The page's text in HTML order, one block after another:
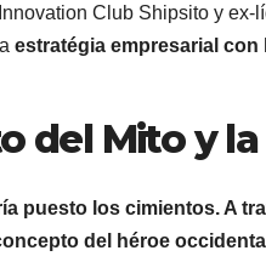
Club Shipsito y
estratégia empresarial con
del Mito y
puesto los cimientos. A
del héroe